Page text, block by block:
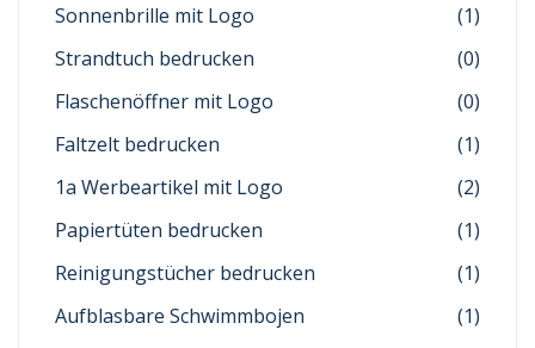
Sonnenbrille mit Logo
(1)
Strandtuch bedrucken
(0)
Flaschenöffner mit Logo
(0)
Faltzelt bedrucken
(1)
1a Werbeartikel mit Logo
(2)
Papiertüten bedrucken
(1)
Reinigungstücher bedrucken
(1)
Aufblasbare Schwimmbojen
(1)